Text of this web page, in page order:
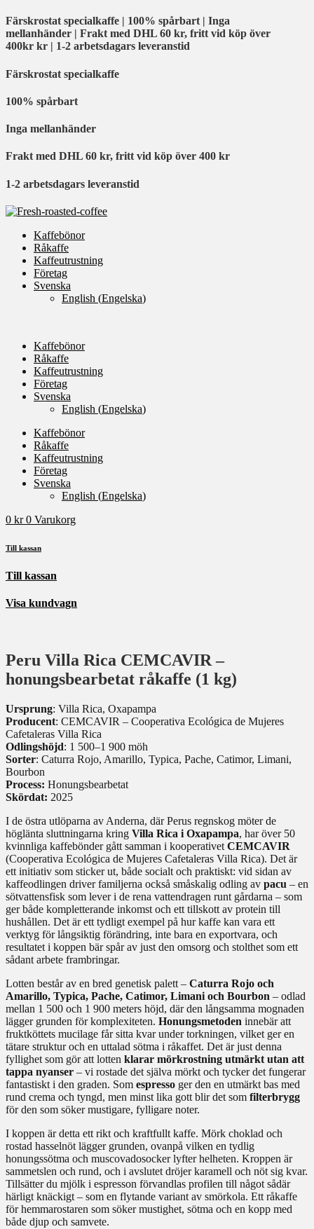
Färskrostat specialkaffe | 100% spårbart | Inga
mellanhänder | Frakt med DHL 60 kr, fritt vid köp över
400kr kr | 1-2 arbetsdagars leveranstid
Färskrostat specialkaffe
100% spårbart
Inga mellanhänder
Frakt med DHL 60 kr, fritt vid köp över 400 kr
1-2 arbetsdagars leveranstid
Kaffebönor
Råkaffe
Kaffeutrustning
Företag
Svenska
English (Engelska)
Kaffebönor
Råkaffe
Kaffeutrustning
Företag
Svenska
English (Engelska)
Kaffebönor
Råkaffe
Kaffeutrustning
Företag
Svenska
English (Engelska)
0 kr 0 Varukorg
Till kassan
Till kassan
Visa kundvagn
Peru Villa Rica CEMCAVIR –
honungsbearbetat råkaffe (1 kg)
Ursprung: Villa Rica, Oxapampa
Producent: CEMCAVIR – Cooperativa Ecológica de Mujeres
Cafetaleras Villa Rica
Odlingshöjd: 1 500–1 900 möh
Sorter: Caturra Rojo, Amarillo, Typica, Pache, Catimor, Limani,
Bourbon
Process: Honungsbearbetat
Skördat: 2025
I de östra utlöparna av Anderna, där Perus regnskog möter de
höglänta sluttningarna kring Villa Rica i Oxapampa, har över 50
kvinnliga kaffebönder gått samman i kooperativet CEMCAVIR
(Cooperativa Ecológica de Mujeres Cafetaleras Villa Rica). Det är
ett initiativ som sticker ut, både socialt och praktiskt: vid sidan av
kaffeodlingen driver familjerna också småskalig odling av pacu – en
sötvattensfisk som lever i de rena vattendragen runt gårdarna – som
ger både kompletterande inkomst och ett tillskott av protein till
hushållen. Det är ett tydligt exempel på hur kaffe kan vara ett
verktyg för långsiktig förändring, inte bara en exportvara, och
resultatet i koppen bär spår av just den omsorg och stolthet som ett
sådant arbete frambringar.
Lotten består av en bred genetisk palett – Caturra Rojo och
Amarillo, Typica, Pache, Catimor, Limani och Bourbon – odlad
mellan 1 500 och 1 900 meters höjd, där den långsamma mognaden
lägger grunden för komplexiteten. Honungsmetoden innebär att
fruktköttets mucilage får sitta kvar under torkningen, vilket ger en
tätare struktur och en uttalad sötma i råkaffet. Det är just denna
fyllighet som gör att lotten klarar mörkrostning utmärkt utan att
tappa nyanser – vi rostade det själva mörkt och tycker det fungerar
fantastiskt i den graden. Som espresso ger den en utmärkt bas med
rund crema och tyngd, men minst lika gott blir det som filterbrygg
för den som söker mustigare, fylligare noter.
I koppen är detta ett rikt och kraftfullt kaffe. Mörk choklad och
rostad hasselnöt lägger grunden, ovanpå vilken en tydlig
honungssötma och muscovadosocker lyfter helheten. Kroppen är
sammetslen och rund, och i avslutet dröjer karamell och nöt sig kvar.
Tillsätter du mjölk i espresson förvandlas profilen till något sådär
härligt knäckigt – som en flytande variant av smörkola. Ett råkaffe
för hemmarostaren som söker mustighet, sötma och en kopp med
både djup och samvete.